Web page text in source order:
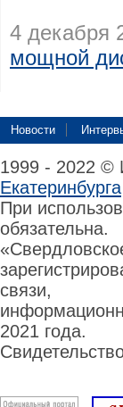
4 декабря
мощной
Новости
1999 - 2022 ©
Екатеринбурга
При
обязательна.
связи,
2021 года.